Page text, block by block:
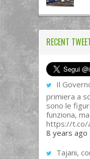
RECENT
Il
primiera a
sono le
funziona,
https://t.co/
8 years ago
Tajani,